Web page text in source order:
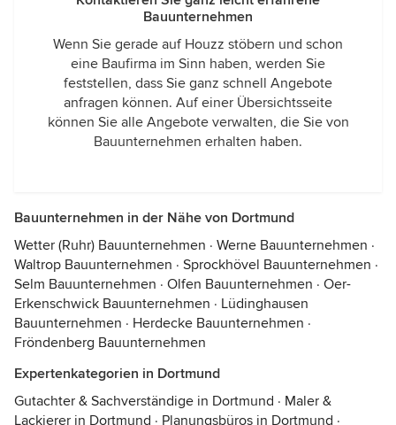
Bauunternehmen
Wenn Sie gerade auf Houzz stöbern und schon
eine Baufirma im Sinn haben, werden Sie
feststellen, dass Sie ganz schnell Angebote
anfragen können. Auf einer Übersichtsseite
können Sie alle Angebote verwalten, die Sie von
Bauunternehmen erhalten haben.
Bauunternehmen in der Nähe von Dortmund
Wetter (Ruhr) Bauunternehmen · Werne Bauunternehmen ·
Waltrop Bauunternehmen · Sprockhövel Bauunternehmen ·
Selm Bauunternehmen · Olfen Bauunternehmen · Oer-
Erkenschwick Bauunternehmen · Lüdinghausen
Bauunternehmen · Herdecke Bauunternehmen ·
Fröndenberg Bauunternehmen
Expertenkategorien in Dortmund
Gutachter & Sachverständige in Dortmund · Maler &
Lackierer in Dortmund · Planungsbüros in Dortmund ·